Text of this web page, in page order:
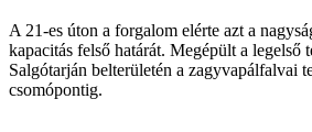
A 21-es úton a forgalom elérte azt a
kapacitás felső határát. Megépült a legelső
Salgótarján belterületén a zagyvapálfalvai
csomópontig.